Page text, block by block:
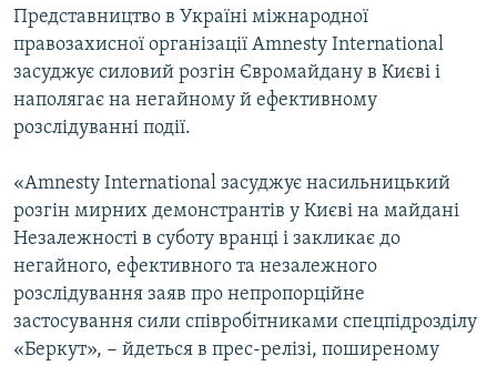
Усі сайти RFE/RL
Представництво в Україні міжнародної
правозахисної організації Amnesty International
засуджує силовий розгін Євромайдану в Києві і
наполягає на негайному й ефективному
розслідуванні події.
«Аmnesty International засуджує насильницький
розгін мирних демонстрантів у Києві на майдані
Незалежності в суботу вранці і закликає до
негайного, ефективного та незалежного
розслідування заяв про непропорційне
застосування сили співробітниками спецпідрозділу
«Беркут», − йдеться в прес-релізі, поширеному